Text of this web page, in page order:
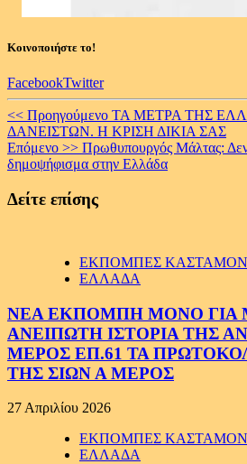
Κοινοποιήστε το!
FacebookTwitter
Continue
Reading
<< Προηγούμενο ΤΑ ΜΕΤΡΑ ΤΗΣ
ΔΑΝΕΙΣΤΩΝ. Η ΚΡΙΣΗ ΔΙΚΙΑ ΣΑΣ
Επόμενο >> Πρωθυπουργός Μάλτας: Δεν
δημοψήφισμα στην Ελλάδα
Δείτε επίσης
ΕΚΠΟΜΠΕΣ
ΕΛΛΑΔΑ
ΝΕΑ ΕΚΠΟΜΠΗ ΜΟΝΟ ΓΙΑ
ΑΝΕΙΠΩΤΗ ΙΣΤΟΡΙΑ ΤΗΣ
ΜΕΡΟΣ ΕΠ.61 ΤΑ
ΤΗΣ ΣΙΩΝ Α ΜΕΡΟΣ
27 Απριλίου 2026
ΕΚΠΟΜΠΕΣ
ΕΛΛΑΔΑ